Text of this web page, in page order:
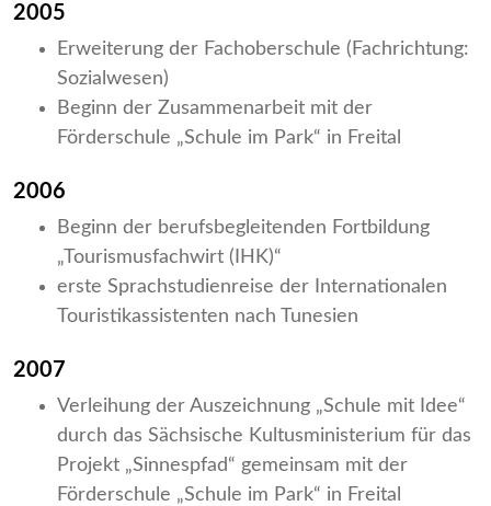
2005
Erweiterung der Fachoberschule (Fachrichtung:
Sozialwesen)
Beginn der Zusammenarbeit mit der
Förderschule „Schule im Park“ in Freital
2006
Beginn der berufsbegleitenden Fortbildung
„Tourismusfachwirt (IHK)“
erste Sprachstudienreise der Internationalen
Touristikassistenten nach Tunesien
2007
Verleihung der Auszeichnung „Schule mit Idee“
durch das Sächsische Kultusministerium für das
Projekt „Sinnespfad“ gemeinsam mit der
Förderschule „Schule im Park“ in Freital